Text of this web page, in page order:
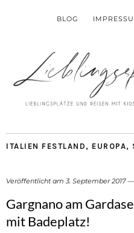
BLOG
ITALIEN FESTLAND , EUROPA,
Veröffentlicht am 3. September 2017
Gargnano am
mit Badeplatz!